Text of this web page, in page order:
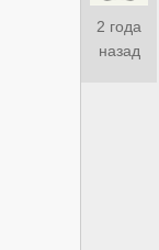
2 года
назад